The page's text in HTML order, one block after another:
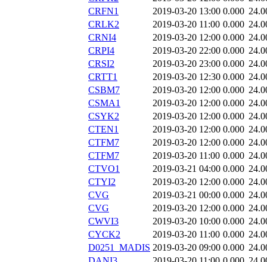
CRFN1
2019-03-20 13:00 0.000
CRLK2
2019-03-20 11:00 0.000
CRNI4
2019-03-20 12:00 0.000
CRPI4
2019-03-20 22:00 0.000
CRSI2
2019-03-20 23:00 0.000
CRTT1
2019-03-20 12:30 0.000
CSBM7
2019-03-20 12:00 0.000
CSMA1
2019-03-20 12:00 0.000
CSYK2
2019-03-20 12:00 0.000
CTEN1
2019-03-20 12:00 0.000
CTFM7
2019-03-20 12:00 0.000
CTFM7
2019-03-20 11:00 0.000
CTVO1
2019-03-21 04:00 0.000
CTYI2
2019-03-20 12:00 0.000
CVG
2019-03-21 00:00 0.000
CVG
2019-03-20 12:00 0.000
CWVI3
2019-03-20 10:00 0.000
CYCK2
2019-03-20 11:00 0.000
D0251_MADIS 2019-03-20 09:00 0.000